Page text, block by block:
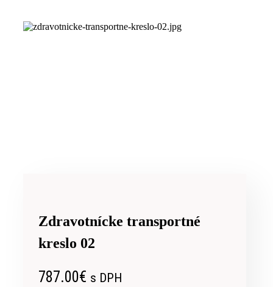
Zdravotnícke transportné
kreslo 02
787.00€ s DPH